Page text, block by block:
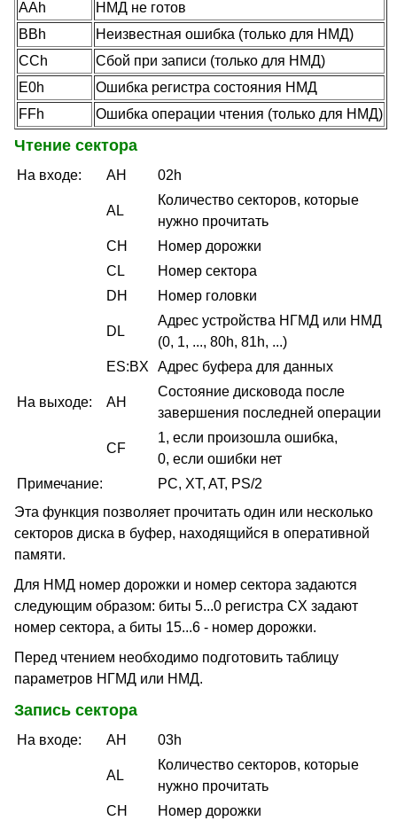
AAh
НМД не готов
BBh
Неизвестная ошибка (только для НМД)
CCh
Сбой при записи (только для НМД)
E0h
Ошибка регистра состояния НМД
FFh
Ошибка операции чтения (только для НМД)
Чтение сектора
На входе: AH 02h
AL
Количество секторов, которые
нужно прочитать
CH
Номер дорожки
CL
Номер сектора
DH
Номер головки
DL
Адрес устройства НГМД или НМД
(0, 1, ..., 80h, 81h, ...)
ES:BX
Адрес буфера для данных
На выходе: AH
Состояние дисковода после
завершения последней операции
CF
1, если произошла ошибка,
0, если ошибки нет
Примечание:
PC, XT, AT, PS/2
Эта функция позволяет прочитать один или несколько
секторов диска в буфер, находящийся в оперативной
памяти.
Для НМД номер дорожки и номер сектора задаются
следующим образом: биты 5...0 регистра CX задают
номер сектора, а биты 15...6 - номер дорожки.
Перед чтением необходимо подготовить таблицу
параметров НГМД или НМД.
Запись сектора
На входе: AH 03h
AL
Количество секторов, которые
нужно прочитать
CH
Номер дорожки